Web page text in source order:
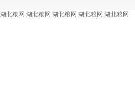
湖北粮网 湖北粮网 湖北粮网 湖北粮网 湖北粮网